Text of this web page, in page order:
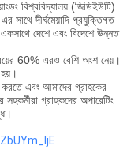
বিশ্ববিদ্যালয় (জিডিইউটি)
সাথে দীর্ঘমেয়াদি প্রযুক্তিগত
দেশে এবং বিদেশে উন্নত
60% এরও বেশি অংশ নেয়।
করতে এবং আমাদের গ্রাহকের
সহকর্মীরা গ্রাহকদের অপারেটিং